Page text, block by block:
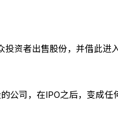
投资者出售股份，并借此进
公司，在IPO之后，变成任